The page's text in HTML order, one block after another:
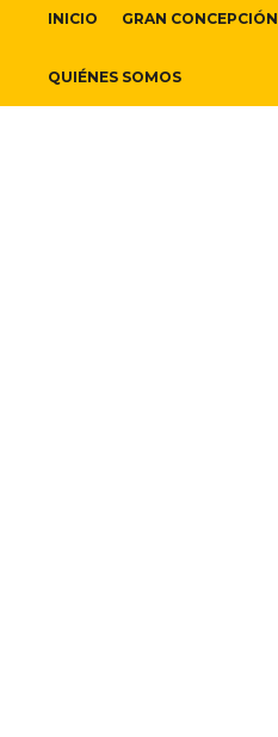
INICIO GRAN CONCEPCIÓN
QUIÉNES SOMOS